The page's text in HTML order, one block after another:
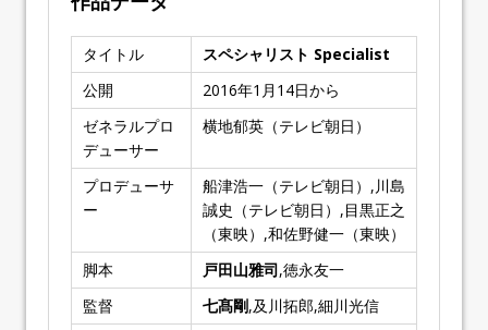
タイトル
スペシャリスト Specialist
公開
2016年1月14日から
ゼネラルプロ
デューサー
横地郁英（テレビ朝日）
プロデューサ
ー
船津浩一（テレビ朝日）,川島
誠史（テレビ朝日）,目黒正之
（東映）,和佐野健一（東映）
脚本
戸田山雅司,徳永友一
監督
七髙剛,及川拓郎,細川光信